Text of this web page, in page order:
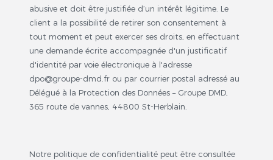
abusive et doit être justifiée d’un intérêt légitime. Le
client a la possibilité de retirer son consentement à
tout moment et peut exercer ses droits, en effectuant
une demande écrite accompagnée d'un justificatif
d'identité par voie électronique à l'adresse
dpo@groupe-dmd.fr ou par courrier postal adressé au
Délégué à la Protection des Données – Groupe DMD,
365 route de vannes, 44800 St-Herblain.
Notre politique de confidentialité peut être consultée